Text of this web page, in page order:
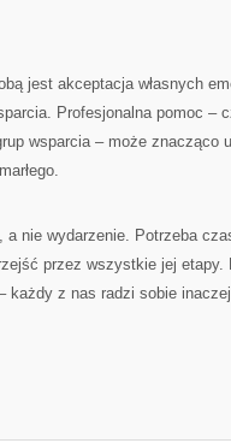
jest akceptacja własnych
Profesjonalna pomoc –
wsparcia – może znacząco
a nie wydarzenie. Potrzeba
przez wszystkie jej etapy.
każdy z nas radzi sobie